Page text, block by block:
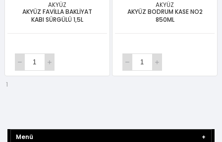
AKYÜZ
AKYÜZ FAVİLLA BAKLİYAT
KABI SÜRGÜLÜ 1,5L
AKYÜZ
AKYÜZ BODRUM KASE NO2
850ML
1
Menü